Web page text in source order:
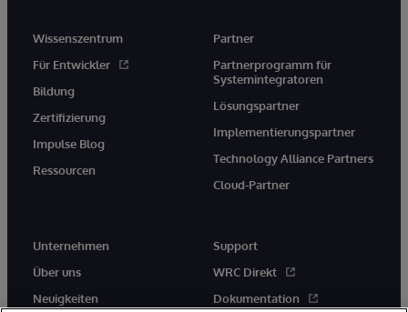
Wissenszentrum
Für Entwickler
Bildung
Zertifizierung
Impulse Blog
Ressourcen
Partner
Partnerprogramm für
Systemintegratoren
Lösungspartner
Implementierungspartner
Technology Alliance Partners
Cloud-Partner
Unternehmen
Über uns
Neuigkeiten
Support
WRC Direkt
Dokumentation